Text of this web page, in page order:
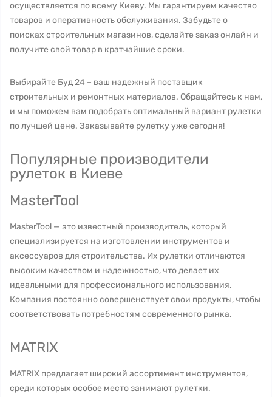
осуществляется по всему Киеву. Мы гарантируем качество
товаров и оперативность обслуживания. Забудьте о
поисках строительных магазинов, сделайте заказ онлайн и
получите свой товар в кратчайшие сроки.
Выбирайте Буд 24 – ваш надежный поставщик
строительных и ремонтных материалов. Обращайтесь к нам,
и мы поможем вам подобрать оптимальный вариант рулетки
по лучшей цене. Заказывайте рулетку уже сегодня!
Популярные производители
рулеток в Киеве
MasterTool
MasterTool — это известный производитель, который
специализируется на изготовлении инструментов и
аксессуаров для строительства. Их рулетки отличаются
высоким качеством и надежностью, что делает их
идеальными для профессионального использования.
Компания постоянно совершенствует свои продукты, чтобы
соответствовать потребностям современного рынка.
MATRIX
MATRIX предлагает широкий ассортимент инструментов,
среди которых особое место занимают рулетки.